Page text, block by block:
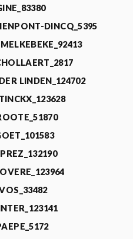
DINCQ_5395
LINDEN_124702